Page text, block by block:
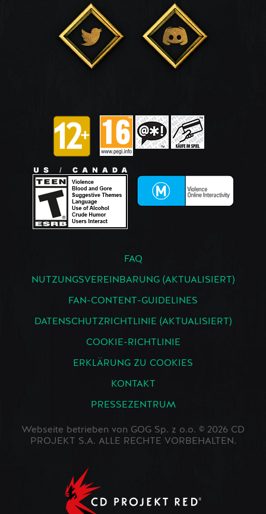
FAQ
NUTZUNGSVEREINBARUNG (AKTUALISIERT)
FAN-CONTENT-GUIDELINES
DATENSCHUTZRICHTLINIE (AKTUALISIERT)
COOKIE-RICHTLINIE
ERKLÄRUNG ZU COOKIES
KONTAKT
PRESSEZENTRUM
Webseite betrieben von GOG Sp. z o.o. © 2026 CD
PROJEKT S.A. ALLE RECHTE VORBEHALTEN.